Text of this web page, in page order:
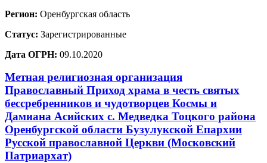
Регион: Оренбургская область
Статус: Зарегистрированные
Дата ОГРН: 09.10.2020
Метная религиозная организация
Православный Приход храма в честь святых
бессребренников и чудотворцев Космы и
Дамиана Асийских с. Медведка Тоцкого района
Оренбургской области Бузулукской Епархии
Русской православной Церкви (Московский
Патриархат)